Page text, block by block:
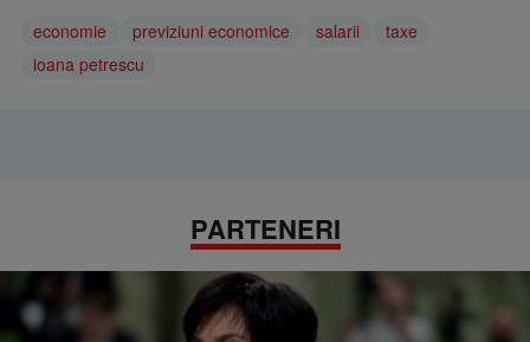
economie
previziuni economice salarii
taxe
ioana petrescu
PARTENERI